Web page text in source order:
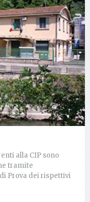
alla CIP sono
tramite
Prova dei rispettivi